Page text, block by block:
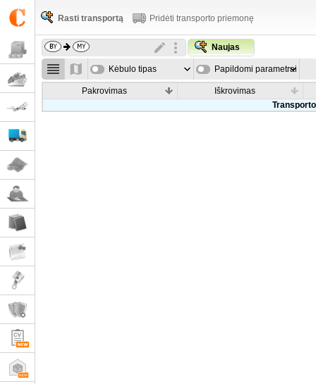
Rasti transportą Pridėti transporto priemonę
Naujas
Kėbulo tipas Papildomi parametrai
Pakrovimas
Iškrovimas